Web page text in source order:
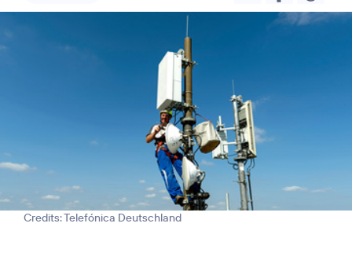
Credits: Telefónica Deutschland